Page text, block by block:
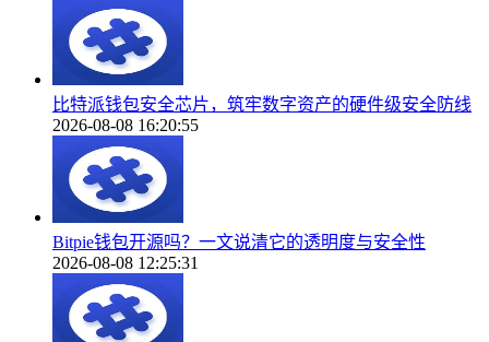
比特派钱包安全芯片，筑牢数字资产的硬件级安全防线
2026-08-08 16:20:55
Bitpie钱包开源吗？一文说清它的透明度与安全性
2026-08-08 12:25:31